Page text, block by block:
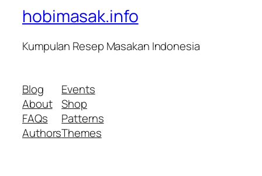
hobimasak.info
Kumpulan Resep Masakan Indonesia
Blog
About
FAQs
Authors
Events
Shop
Patterns
Themes